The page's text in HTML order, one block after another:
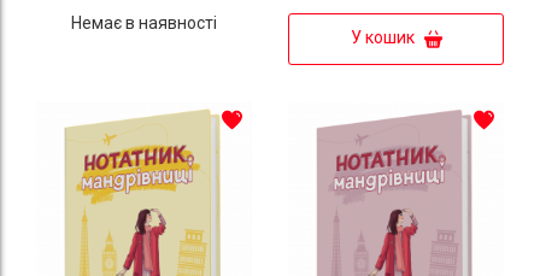
Немає в наявності
У кошик